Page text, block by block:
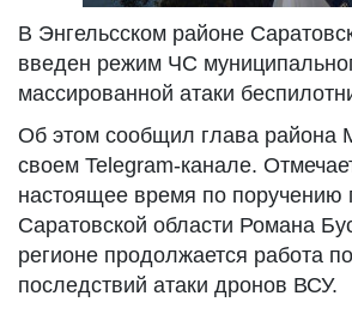
В Энгельсском районе
введен режим ЧС
массированной атаки
Об этом сообщил глава района
своем Telegram-канале.
настоящее время по поручению
Саратовской области Романа
регионе продолжается работа
последствий атаки дронов ВСУ.